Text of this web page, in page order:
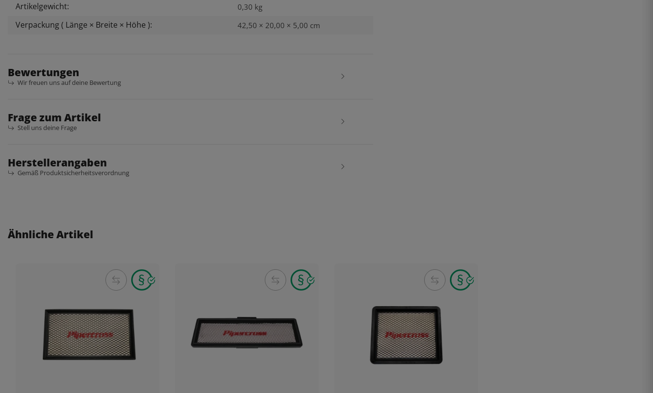
Artikelgewicht: 0,30 kg
Verpackung ( Länge × Breite × Höhe ): 42,50 × 20,00 × 5,00 cm
Bewertungen
Wir freuen uns auf deine Bewertung
Frage zum Artikel
Stell uns deine Frage
Herstellerangaben
Gemäß Produktsicherheitsverordnung
Ähnliche Artikel